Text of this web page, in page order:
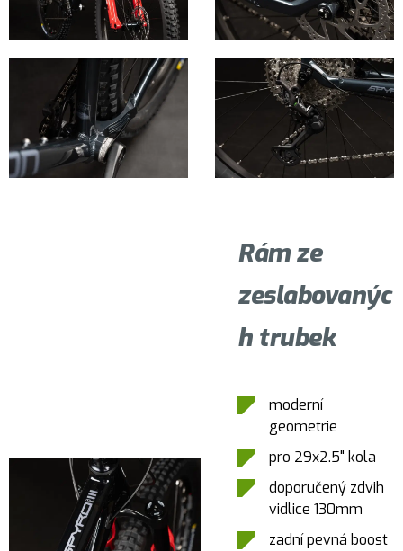
Rám ze
zeslabovanýc
h trubek
moderní
geometrie
pro 29x2.5" kola
doporučený zdvih
vidlice 130mm
zadní pevná boost